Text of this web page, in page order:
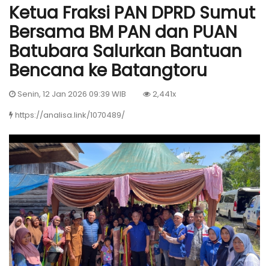
Ketua Fraksi PAN DPRD Sumut
Bersama BM PAN dan PUAN
Batubara Salurkan Bantuan
Bencana ke Batangtoru
Senin, 12 Jan 2026 09:39 WIB
2,441x
https://analisa.link/1070489/